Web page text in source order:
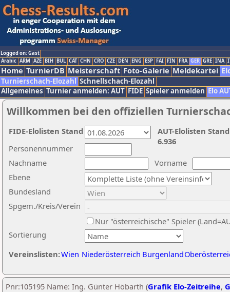
Logged on: Gast
Arabic ARM AZE BIH BUL CAT CHN CRO CZE DEN ENG ESP FAI FIN FRA GER GRE INA
Home TurnierDB Meisterschaft Foto-Galerie Meldekartei
Turnierschach-Elozahl Schnellschach-Elozahl
Allgemeines Turnier anmelden: AUT FIDE Spieler anmelden Elo
Willkommen bei den offiziellen
Nachname
Vorname
Ebene
Sortierung
Personennummer
Bundesland
Spgem./Kreis/Verein
Nur "österreichische" Spieler
Vereinslisten:Wien Niederösterreich Burgenland
AUT-Elolisten
6.936
FIDE-Elolisten Stand
Pnr:105195 Name: Ing. Günter Höbarth (Grafik Elo-Zeitreihe,